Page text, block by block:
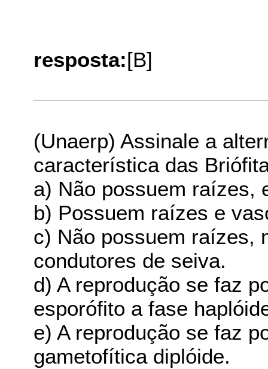
resposta:[B]
(Unaerp) Assinale a
característica das
a) Não possuem raízes,
b) Possuem raízes e
c) Não possuem raízes,
condutores de seiva.
d) A reprodução se faz
esporófito a fase
e) A reprodução se faz
gametofítica diplóide.